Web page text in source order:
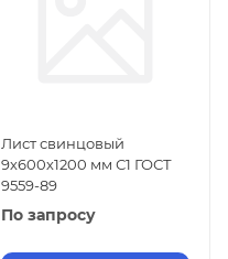
Лист свинцовый
9х600х1200 мм С1 ГОСТ
9559-89
По запросу